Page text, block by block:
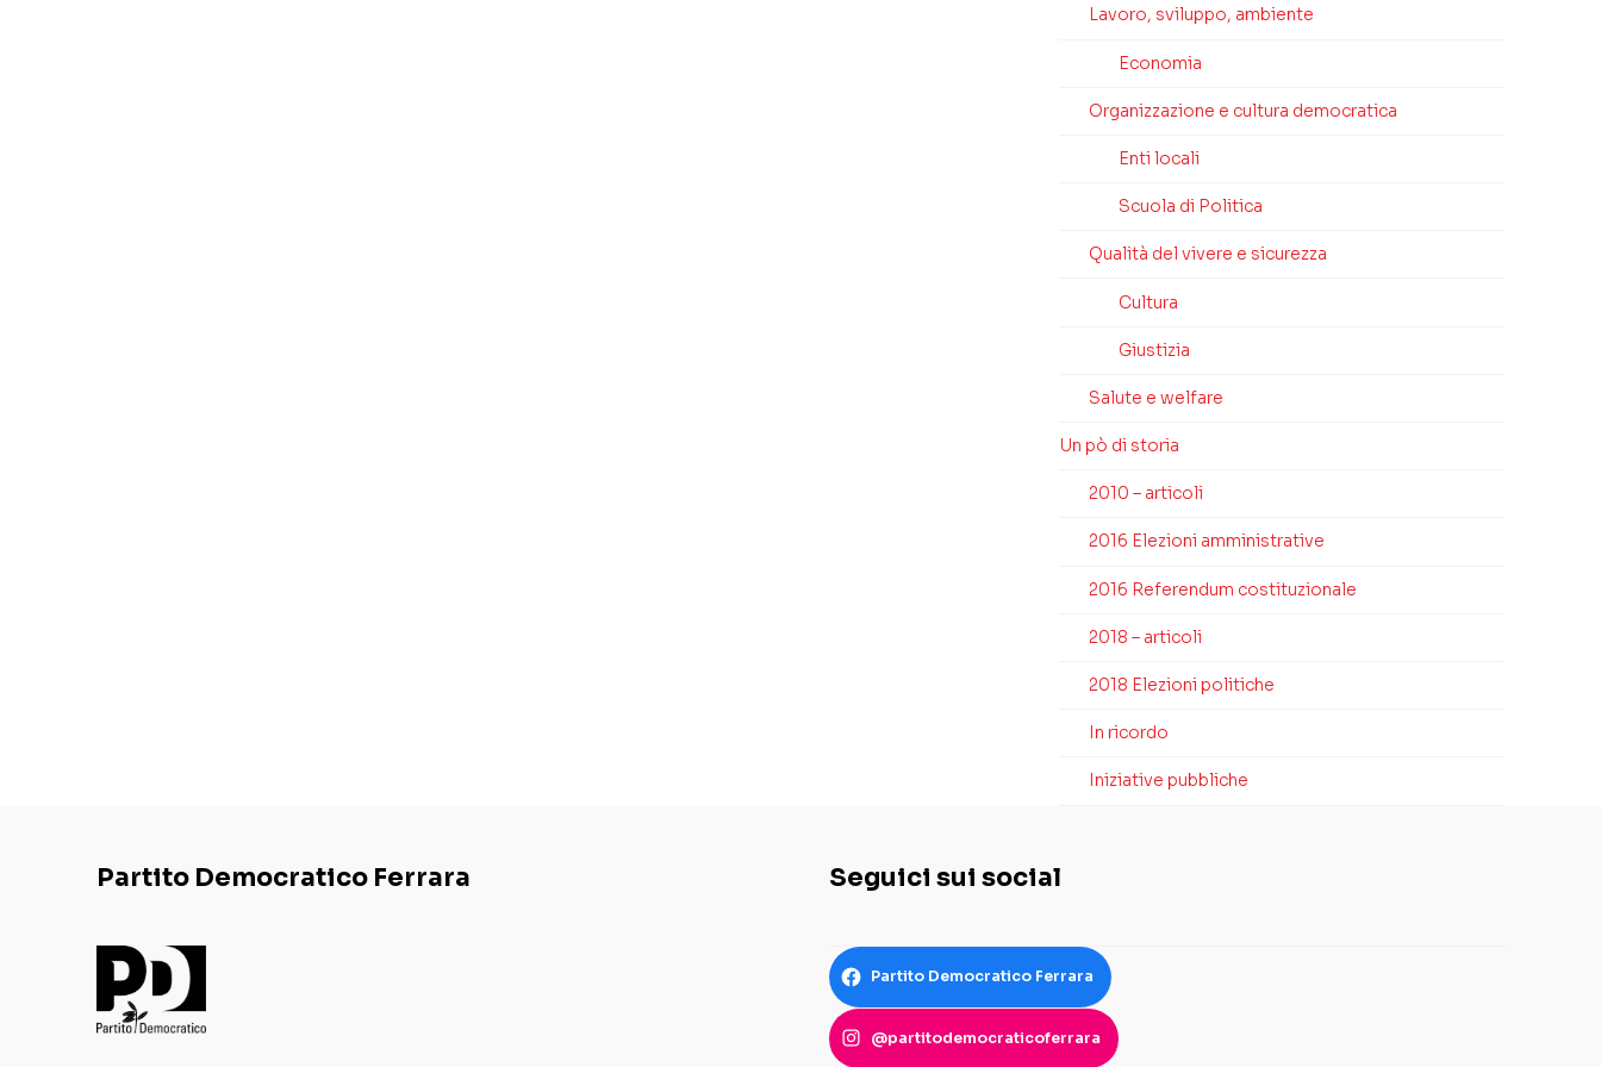
Lavoro, sviluppo, ambiente
Economia
Organizzazione e cultura democratica
Enti locali
Scuola di Politica
Qualità del vivere e sicurezza
Cultura
Giustizia
Salute e welfare
Un pò di storia
2010 – articoli
2016 Elezioni amministrative
2016 Referendum costituzionale
2018 – articoli
2018 Elezioni politiche
In ricordo
Iniziative pubbliche
Partito Democratico Ferrara Seguici sui social
Partito Democratico Ferrara
@partitodemocraticoferrara